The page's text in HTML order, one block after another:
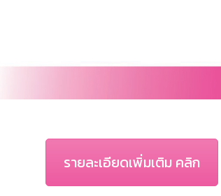
รายละเอียดเพิ่มเติม คลิก